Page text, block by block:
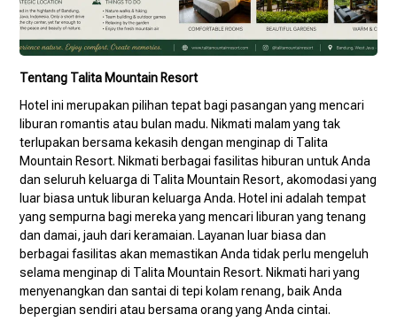
Tentang Talita Mountain Resort
Hotel ini merupakan pilihan tepat bagi pasangan yang mencari
liburan romantis atau bulan madu. Nikmati malam yang tak
terlupakan bersama kekasih dengan menginap di Talita
Mountain Resort. Nikmati berbagai fasilitas hiburan untuk Anda
dan seluruh keluarga di Talita Mountain Resort, akomodasi yang
luar biasa untuk liburan keluarga Anda. Hotel ini adalah tempat
yang sempurna bagi mereka yang mencari liburan yang tenang
dan damai, jauh dari keramaian. Layanan luar biasa dan
berbagai fasilitas akan memastikan Anda tidak perlu mengeluh
selama menginap di Talita Mountain Resort. Nikmati hari yang
menyenangkan dan santai di tepi kolam renang, baik Anda
bepergian sendiri atau bersama orang yang Anda cintai.